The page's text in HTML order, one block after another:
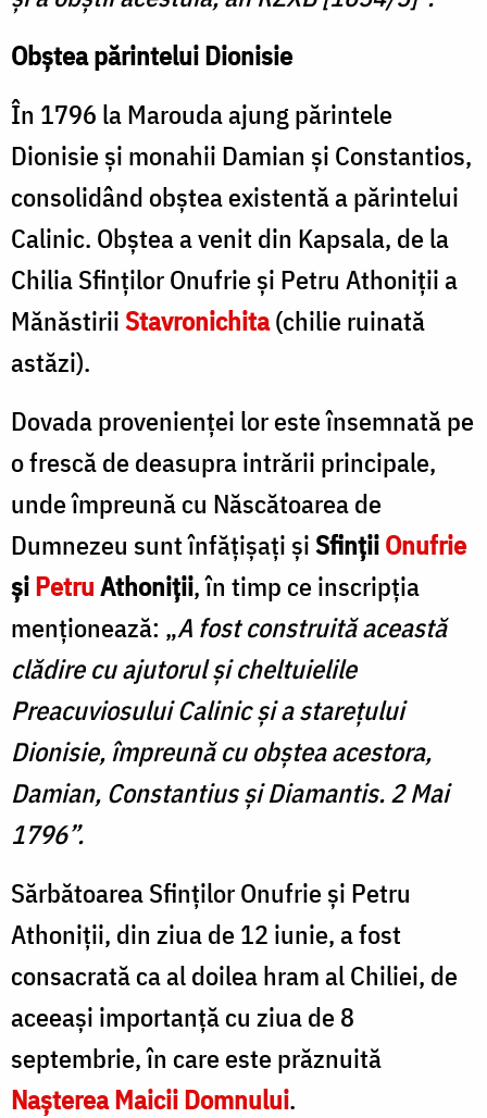
Obştea părintelui Dionisie
În 1796 la Marouda ajung părintele
Dionisie și monahii Damian și Constantios,
consolidând obștea existentă a părintelui
Calinic. Obștea a venit din Kapsala, de la
Chilia Sfinților Onufrie și Petru Athoniţii a
MănăstiriiStavronichita(chilie ruinată
astăzi).
Dovada provenienței lor este însemnată pe
o frescă de deasupra intrării principale,
unde împreună cu Născătoarea de
Dumnezeu sunt înfățișați șiSfințiiOnufrie
șiPetruAthoniţii, în timp ce inscripția
menționează: „A fost construită această
clădire cu ajutorul și cheltuielile
Preacuviosului Calinic și a starețului
Dionisie, împreună cu obștea acestora,
Damian, Constantius și Diamantis. 2 Mai
1796”.
Sărbătoarea Sfinților Onufrie și Petru
Athoniții, din ziua de 12 iunie, a fost
consacrată ca al doilea hram al Chiliei, de
aceeași importanţă cu ziua de 8
septembrie, în care este prăznuită
Nașterea Maicii Domnului.